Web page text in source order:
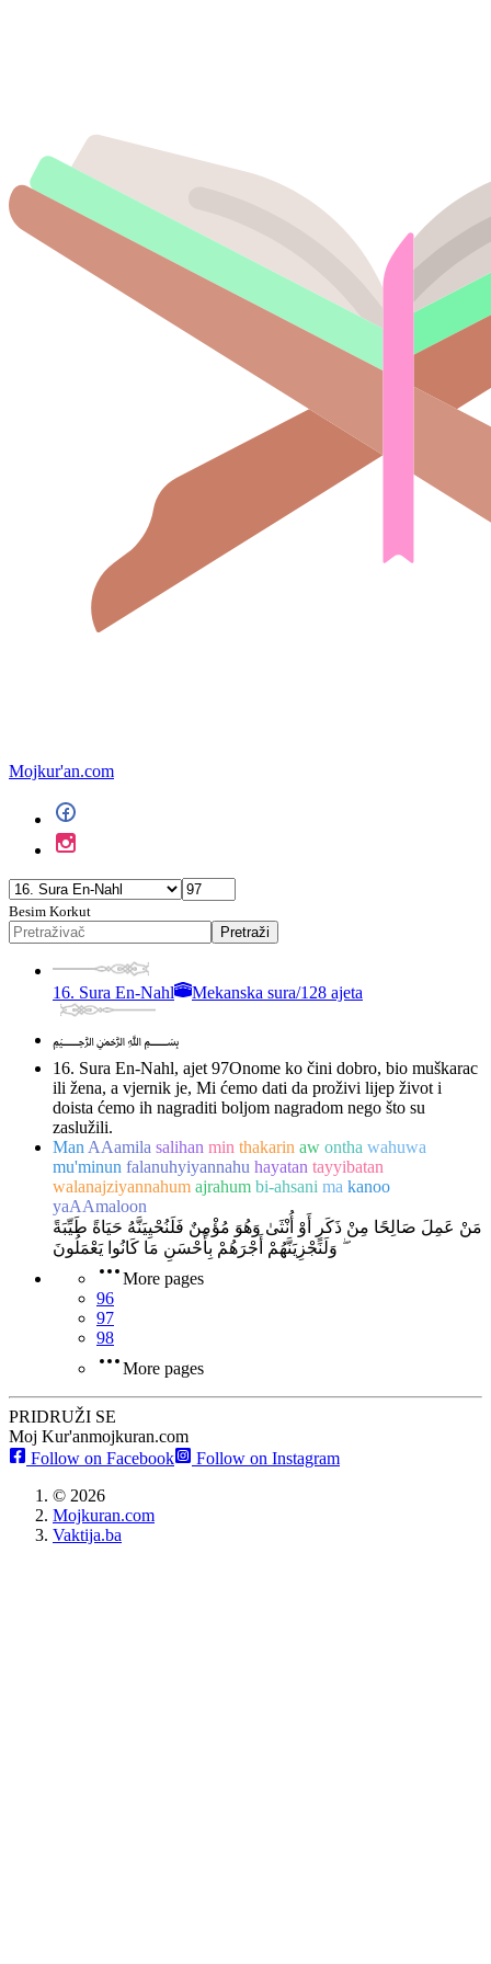
Mojkur'an.com
Besim Korkut
Pretraži
16. Sura En-Nahl Mekanska sura/128 ajeta
﷽
16. Sura En-Nahl, ajet 97Onome ko čini dobro, bio muškarac
ili žena, a vjernik je, Mi ćemo dati da proživi lijep život i
doista ćemo ih nagraditi boljom nagradom nego što su
zaslužili.
Man AAamila salihan min thakarin aw ontha wahuwa
mu'minun falanuhyiyannahu hayatan tayyibatan
walanajziyannahum ajrahum bi-ahsani ma kanoo
yaAAmaloon
مَنْ عَمِلَ صَالِحًا مِنْ ذَكَرٍ أَوْ أُنْثَىٰ وَهُوَ مُؤْمِنٌ فَلَنُحْيِيَنَّهُ حَيَاةً طَيِّبَةً
ۖ وَلَنَجْزِيَنَّهُمْ أَجْرَهُمْ بِأَحْسَنِ مَا كَانُوا يَعْمَلُونَ
More pages
96
97
98
More pages
PRIDRUŽI SE
Moj Kur'anmojkuran.com
Follow on Facebook
Follow on Instagram
© 2026
Mojkuran.com
Vaktija.ba